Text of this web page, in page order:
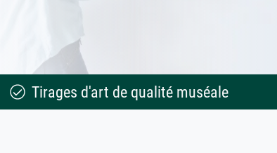
Tirages d'art de qualité muséale